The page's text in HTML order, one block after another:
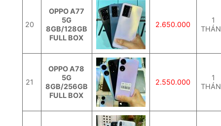
20
OPPO A77
5G
8GB/128GB
FULL BOX
2.650.000
1
21
OPPO A78
5G
8GB/256GB
FULL BOX
2.550.000
1